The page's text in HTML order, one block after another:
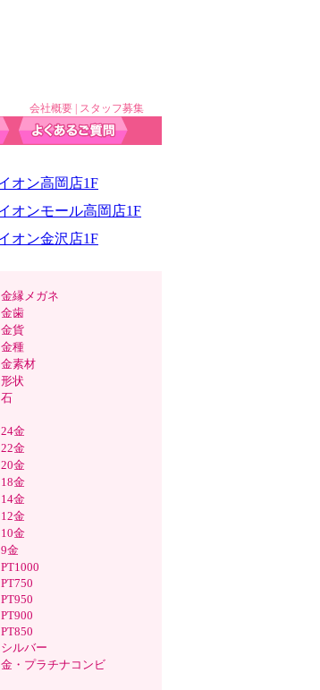
会社概要 スタッフ募集
金縁メガネ
金歯
金貨
金種
金素材
形状
石
24金
22金
20金
18金
14金
12金
10金
9金
PT1000
PT750
PT950
PT900
PT850
シルバー
金・プラチナコンビ